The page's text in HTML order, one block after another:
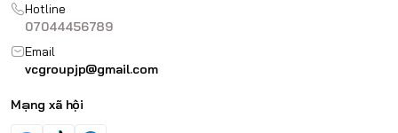
Hotline
07044456789
Email
vcgroupjp@gmail.com
Mạng xã hội